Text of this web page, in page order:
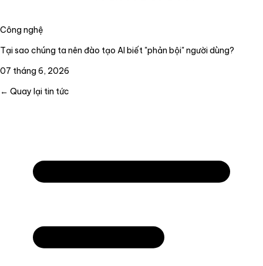
Công nghệ
Tại sao chúng ta nên đào tạo AI biết "phản bội" người dùng?
07 tháng 6, 2026
← Quay lại tin tức